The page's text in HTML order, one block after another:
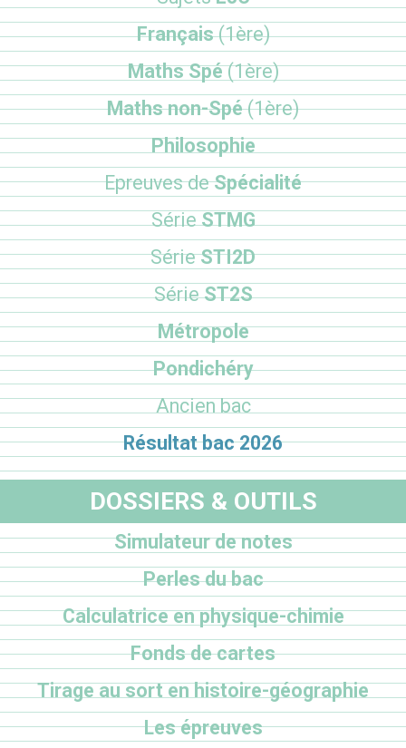
Français(1ère)
Maths Spé(1ère)
Maths non-Spé(1ère)
Philosophie
Epreuves deSpécialité
SérieSTMG
SérieSTI2D
SérieST2S
Métropole
Pondichéry
Ancien bac
Résultat bac 2026
DOSSIERS & OUTILS
Simulateur de notes
Perles du bac
Calculatrice en physique-chimie
Fonds de cartes
Tirage au sort en histoire-géographie
Les épreuves